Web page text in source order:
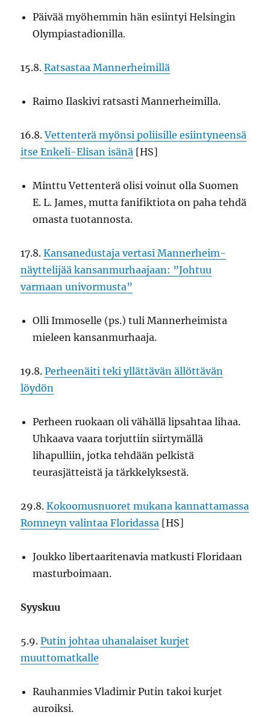
Päivää myöhemmin hän esiintyi Helsingin
Olympiastadionilla.
15.8.Ratsastaa Mannerheimillä
Raimo Ilaskivi ratsasti Mannerheimilla.
16.8.Vettenterä myönsi poliisille esiintyneensä
itse Enkeli-Elisan isänä [HS]
Minttu Vettenterä olisi voinut olla Suomen
E. L. James, mutta fanifiktiota on paha tehdä
omasta tuotannosta.
17.8.Kansanedustaja vertasi Mannerheim-
näyttelijää kansanmurhaajaan: ”Johtuu
varmaan univormusta”
Olli Immoselle (ps.) tuli Mannerheimista
mieleen kansanmurhaaja.
19.8.Perheenäiti teki yllättävän ällöttävän
löydön
Perheen ruokaan oli vähällä lipsahtaa lihaa.
Uhkaava vaara torjuttiin siirtymällä
lihapulliin, jotka tehdään pelkistä
teurasjätteistä ja tärkkelyksestä.
29.8.Kokoomusnuoret mukana kannattamassa
Romneyn valintaa Floridassa [HS]
Joukko libertaaritenavia matkusti Floridaan
masturboimaan.
Syyskuu
5.9.Putin johtaa uhanalaiset kurjet
muuttomatkalle
Rauhanmies Vladimir Putin takoi kurjet
auroiksi.